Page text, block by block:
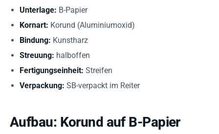
Unterlage: B-Papier
Kornart: Korund (Aluminiumoxid)
Bindung: Kunstharz
Streuung: halboffen
Fertigungseinheit: Streifen
Verpackung: SB-verpackt im Reiter
Aufbau: Korund auf B-Papier